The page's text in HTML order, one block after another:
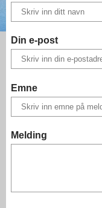
Din e-post
Emne
Melding